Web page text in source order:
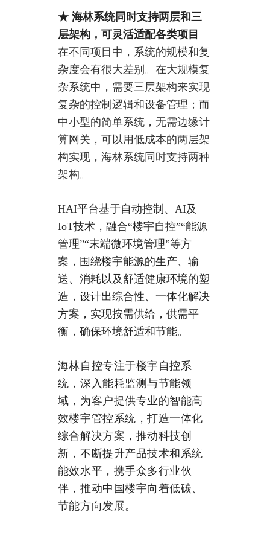
★ 海林系统同时支持两层和三
层架构，可灵活适配各类项目
在不同项目中，系统的规模和复
杂度会有很大差别。在大规模复
杂系统中，需要三层架构来实现
复杂的控制逻辑和设备管理；而
中小型的简单系统，无需边缘计
算网关，可以用低成本的两层架
构实现，海林系统同时支持两种
架构。
HAI平台基于自动控制、AI及
IoT技术，融合“楼宇自控”“能源
管理”“末端微环境管理”等方
案，围绕楼宇能源的生产、输
送、消耗以及舒适健康环境的塑
造， 设计出综合性、一体化解决
方案，实现按需供给，供需平
衡，确保环境舒适和节能。
海林自控专注于楼宇自控系
统，深入能耗监测与节能领
域，为客户提供专业的智能高
效楼宇管控系统，打造一体化
综合解决方案，推动科技创
新，不断提升产品技术和系统
能效水平，携手众多行业伙
伴，推动中国楼宇向着低碳、
节能方向发展。